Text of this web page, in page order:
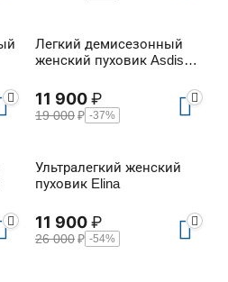
Легкий демисезонный
женский пуховик Asdis
11 900₽
19 000₽ -37%
Ультралегкий женский
пуховик Elina
11 900₽
26 000₽ -54%